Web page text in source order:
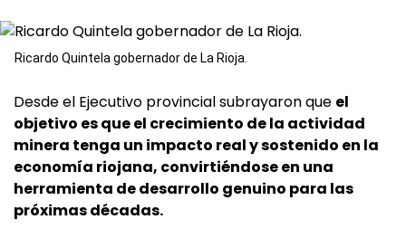
Ricardo Quintela gobernador de La Rioja.
Desde el Ejecutivo provincial subrayaron que el
objetivo es que el crecimiento de la actividad
minera tenga un impacto real y sostenido en la
economía riojana, convirtiéndose en una
herramienta de desarrollo genuino para las
próximas décadas.